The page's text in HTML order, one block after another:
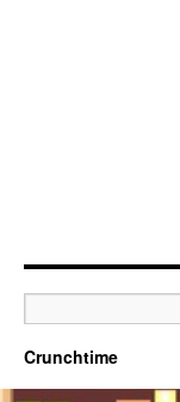
Crunchtime